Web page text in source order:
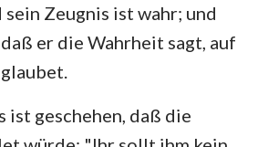
sein Zeugnis ist wahr; und
er die Wahrheit sagt, auf
ist geschehen, daß die